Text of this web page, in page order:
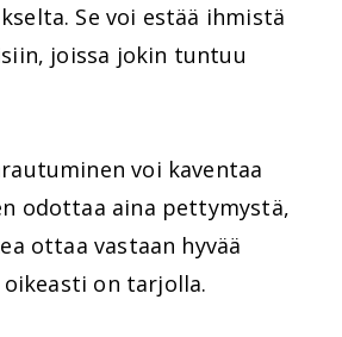
Se voi estää ihmistä
joissa jokin tuntuu
voi kaventaa
odottaa aina pettymystä,
ottaa vastaan hyvää
on tarjolla.